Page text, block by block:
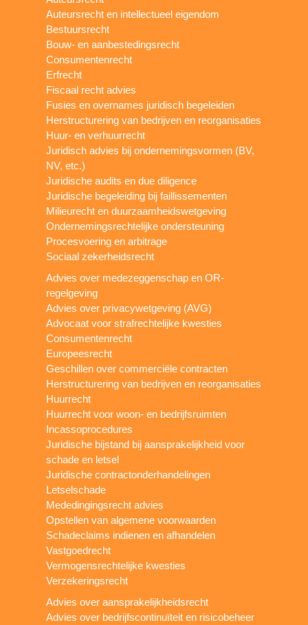
Auteursrecht en intellectueel eigendom
Bestuursrecht
Bouw- en aanbestedingsrecht
Consumentenrecht
Erfrecht
Fiscaal recht advies
Fusies en overnames juridisch begeleiden
Herstructurering van bedrijven en reorganisaties
Huur- en verhuurrecht
Juridisch advies bij ondernemingsvormen (BV,
NV, etc.)
Juridische audits en due diligence
Juridische begeleiding bij faillissementen
Milieurecht en duurzaamheidswetgeving
Ondernemingsrechtelijke ondersteuning
Procesvoering en arbitrage
Sociaal zekerheidsrecht
Advies over medezeggenschap en OR-
regelgeving
Advies over privacywetgeving (AVG)
Advocaat voor strafrechtelijke kwesties
Consumentenrecht
Europeesrecht
Geschillen over commerciële contracten
Herstructurering van bedrijven en reorganisaties
Huurrecht
Huurrecht voor woon- en bedrijfsruimten
Incassoprocedures
Juridische bijstand bij aansprakelijkheid voor
schade en letsel
Juridische contractonderhandelingen
Letselschade
Mededingingsrecht advies
Opstellen van algemene voorwaarden
Schadeclaims indienen en afhandelen
Vastgoedrecht
Vermogensrechtelijke kwesties
Verzekeringsrecht
Advies over aansprakelijkheidsrecht
Advies over bedrijfscontinuïteit en risicobeheer